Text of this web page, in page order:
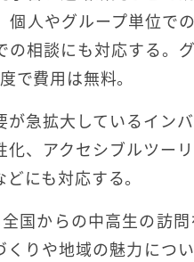
人やグループ単位での
の相談にも対応する。
で費用は無料。
が急拡大しているイン
化、アクセシブルツー
にも対応する。
国からの中高生の訪
くりや地域の魅力につ